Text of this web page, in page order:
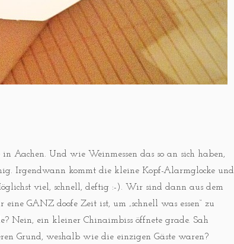
Aachen. Und wie Weinmessen das so an sich haben,
Irgendwann kommt die kleine Kopf-Alarmglocke und
viel, schnell, deftig :-). Wir sind dann aus dem
GANZ doofe Zeit ist, um „schnell was essen“ zu
Nein, ein kleiner Chinaimbiss öffnete grade. Sah
Grund, weshalb wie die einzigen Gäste waren?